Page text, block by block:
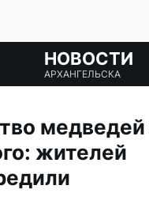
НОВОСТИ
АРХАНГЕЛЬСКА
медведей
жителей